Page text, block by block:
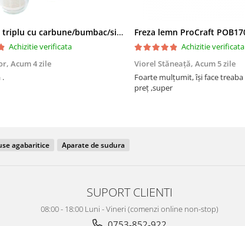
Filtru apa triplu cu carbune/bumbac/sita 3x3/4"*10
Achizitie verificata
Acum 4 zile
.
Achizitie verificata
Viorel Stăneață, Acum 5 zile
Foarte mulțumit, își face treaba Raport calitate
preț ,super
agabaritice Aparate de sudura
SUPORT CLIENTI
08:00 - 18:00 Luni - Vineri (comenzi online non-stop)